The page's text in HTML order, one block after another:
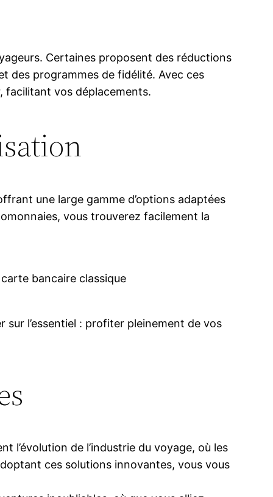
Certaines proposent des réductions
des programmes de fidélité. Avec ces
facilitant vos déplacements.
une large gamme d’options adaptées
vous trouverez facilement la
bancaire classique
l’essentiel : profiter pleinement de vos
l’évolution de l’industrie du voyage, où les
ces solutions innovantes, vous vous